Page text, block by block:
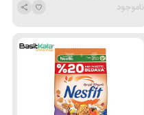
Gevrekler 400 g
ناموجود